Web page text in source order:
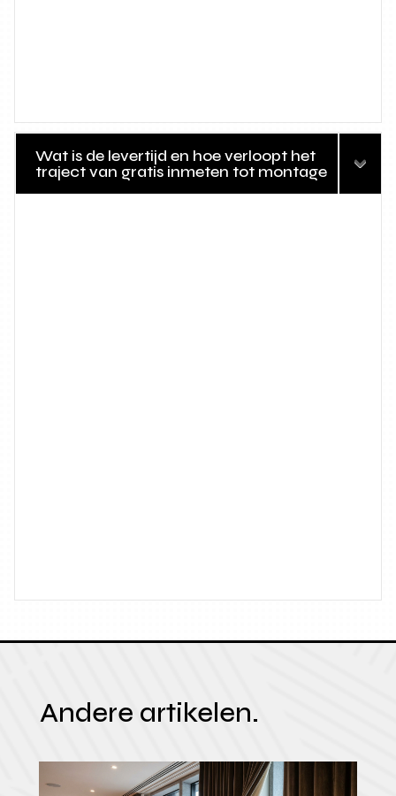
Wat is de levertijd en hoe verloopt het
traject van gratis inmeten tot montage
Andere artikelen.